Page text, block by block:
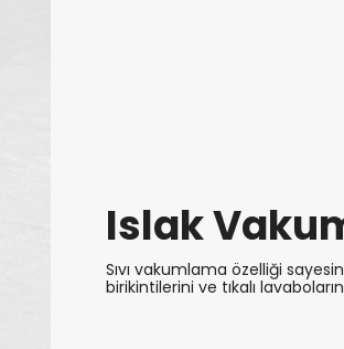
Islak
Sıvı vakumlama özelliği
birikintilerini ve tıkalı